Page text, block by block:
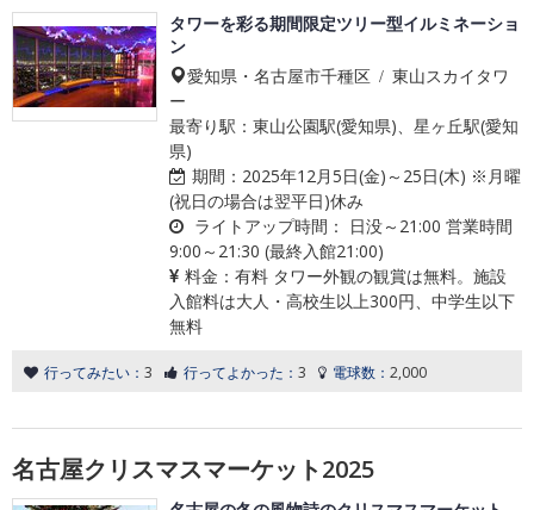
タワーを彩る期間限定ツリー型イルミネーショ
ン
愛知県・名古屋市千種区 / 東山スカイタワ
ー
最寄り駅：東山公園駅(愛知県)、星ヶ丘駅(愛知
県)
期間： 2025年12月5日(金)～25日(木) ※月曜
(祝日の場合は翌平日)休み
ライトアップ時間：
日没～21:00 営業時間
9:00～21:30 (最終入館21:00)
料金： 有料 タワー外観の観賞は無料。施設
入館料は大人・高校生以上300円、中学生以下
無料
行ってみたい： 3 行ってよかった： 3 電球数： 2,000
名古屋クリスマスマーケット2025